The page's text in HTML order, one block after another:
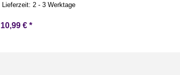
Lieferzeit:2 - 3 Werktage
10,99 € *